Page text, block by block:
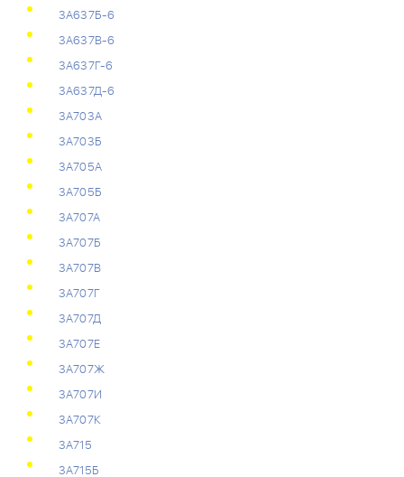
3А637Б-6
3А637В-6
3А637Г-6
3А637Д-6
3А703А
3А703Б
3А705А
3А705Б
3А707А
3А707Б
3А707В
3А707Г
3А707Д
3А707Е
3А707Ж
3А707И
3А707К
3А715
3А715Б